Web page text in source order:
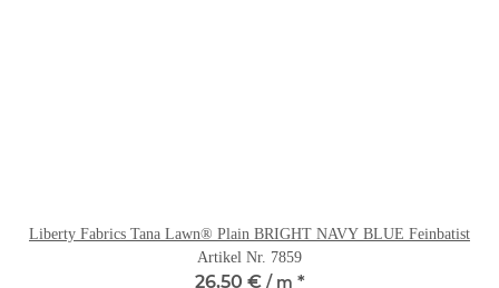
Liberty Fabrics Tana Lawn® Plain BRIGHT NAVY BLUE Feinbatist
Artikel Nr. 7859
26,50 €/ m *